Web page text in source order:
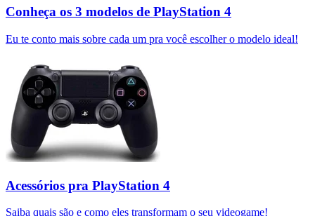
Conheça os 3 modelos de PlayStation 4
Eu te conto mais sobre cada um pra você escolher o modelo ideal!
Acessórios pra PlayStation 4
Saiba quais são e como eles transformam o seu videogame!